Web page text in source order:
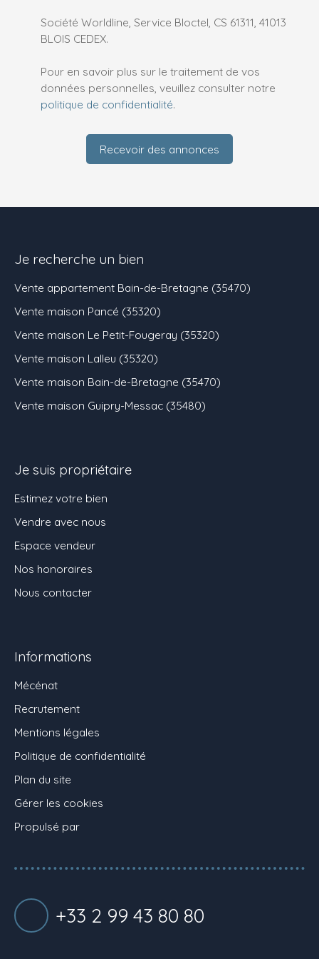
Société Worldline, Service Bloctel, CS 61311, 41013
BLOIS CEDEX.
Pour en savoir plus sur le traitement de vos
données personnelles, veuillez consulter notre
politique de confidentialité.
Recevoir des annonces
Je recherche un bien
Vente appartement Bain-de-Bretagne (35470)
Vente maison Pancé (35320)
Vente maison Le Petit-Fougeray (35320)
Vente maison Lalleu (35320)
Vente maison Bain-de-Bretagne (35470)
Vente maison Guipry-Messac (35480)
Je suis propriétaire
Estimez votre bien
Vendre avec nous
Espace vendeur
Nos honoraires
Nous contacter
Informations
Mécénat
Recrutement
Mentions légales
Politique de confidentialité
Plan du site
Gérer les cookies
Propulsé par
+33 2 99 43 80 80